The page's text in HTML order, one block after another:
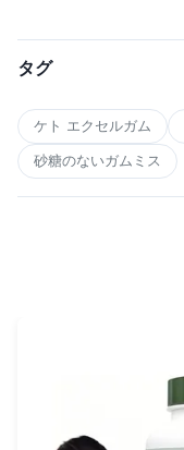
タグ
ケト エクセルガム
砂糖のないガムミス